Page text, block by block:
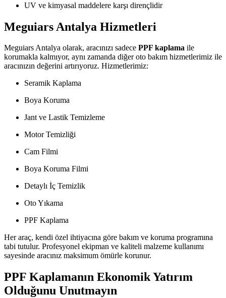
UV ve kimyasal maddelere karşı dirençlidir
Meguiars Antalya Hizmetleri
Meguiars Antalya olarak, aracınızı sadece PPF kaplama ile
korumakla kalmıyor, aynı zamanda diğer oto bakım hizmetlerimiz ile
aracınızın değerini artırıyoruz. Hizmetlerimiz:
Seramik Kaplama
Boya Koruma
Jant ve Lastik Temizleme
Motor Temizliği
Cam Filmi
Boya Koruma Filmi
Detaylı İç Temizlik
Oto Yıkama
PPF Kaplama
Her araç, kendi özel ihtiyacına göre bakım ve koruma programına
tabi tutulur. Profesyonel ekipman ve kaliteli malzeme kullanımı
sayesinde aracınız maksimum ömürle korunur.
PPF Kaplamanın Ekonomik Yatırım
Olduğunu Unutmayın